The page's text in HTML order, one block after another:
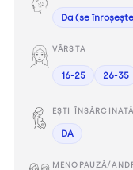
Da (se
VÂRSTA
16-25 26-35
EȘTI
DA
MENOPAUZĂ/